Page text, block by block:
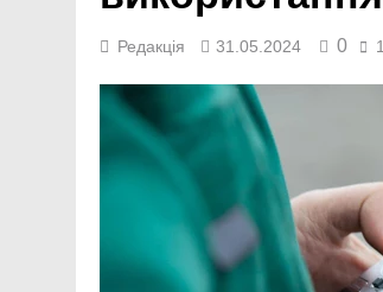
Редакція 31.05.2024 0